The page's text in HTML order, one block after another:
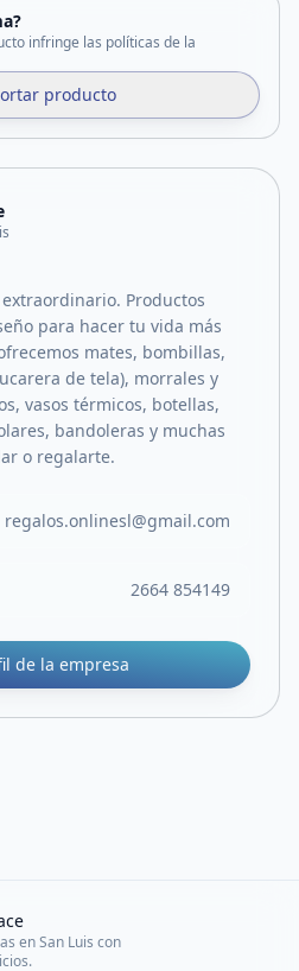
infringe las políticas de la
producto
Productos
para hacer tu vida más
mates, bombillas,
de tela), morrales y
vasos térmicos, botellas,
bandoleras y muchas
o regalarte.
regalos.onlinesl@gmail.com
2664 854149
de la empresa
en San Luis con